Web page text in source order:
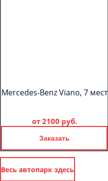
Mercedes-Benz Viano, 7 мест
от 2100 руб.
Заказать
Весь автопарк здесь